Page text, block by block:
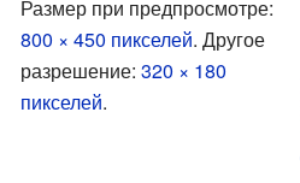
Размер при предпросмотре:
800 × 450 пикселей. Другое
разрешение: 320 × 180
пикселей.